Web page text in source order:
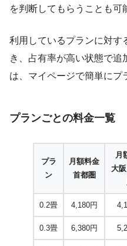
を判断してもらうことも可
利用しているプランに対す
き、占有率が高い状態で追
は、マイページで簡単にプ
プランごとの料金一覧
プラ
ン
月額料金
首都圏
月
大
0.2畳 4,180円
0.3畳 6,380円